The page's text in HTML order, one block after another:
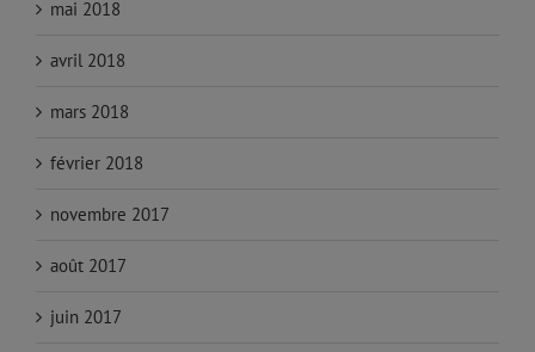
mai 2018
avril 2018
mars 2018
février 2018
novembre 2017
août 2017
juin 2017